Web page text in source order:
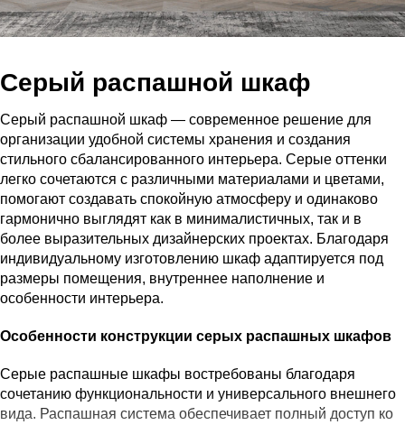
Серый распашной шкаф
Серый распашной шкаф — современное решение для
организации удобной системы хранения и создания
стильного сбалансированного интерьера. Серые оттенки
легко сочетаются с различными материалами и цветами,
помогают создавать спокойную атмосферу и одинаково
гармонично выглядят как в минималистичных, так и в
более выразительных дизайнерских проектах. Благодаря
индивидуальному изготовлению шкаф адаптируется под
размеры помещения, внутреннее наполнение и
особенности интерьера.
Особенности конструкции серых распашных шкафов
Серые распашные шкафы востребованы благодаря
сочетанию функциональности и универсального внешнего
вида. Распашная система обеспечивает полный доступ ко